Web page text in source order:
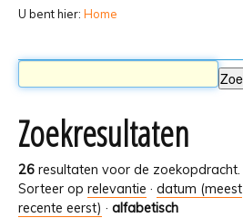
U bent hier: Home
Zoekresultaten
26 resultaten voor de zoekopdracht.
Sorteer op relevantie · datum (meest
recente eerst) · alfabetisch